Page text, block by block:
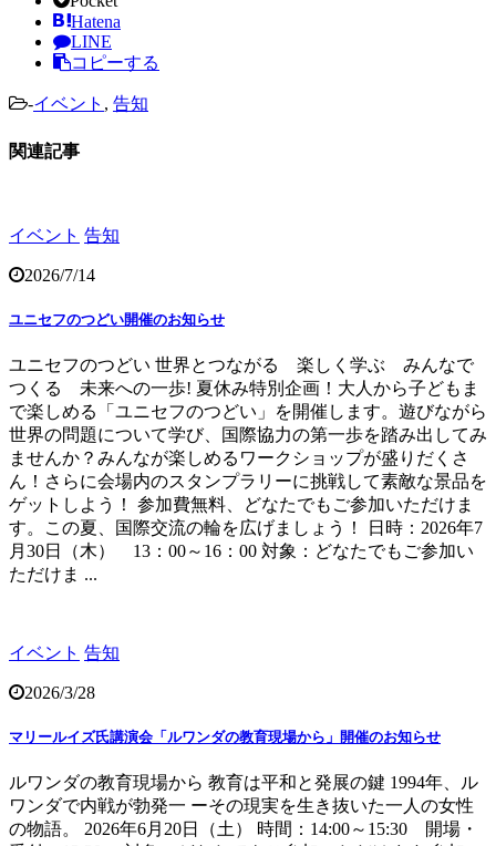
Hatena
LINE
コピーする
-イベント , 告知
関連記事
イベント 告知
2026/7/14
ユニセフのつどい開催のお知らせ
ユニセフのつどい 世界とつながる 楽しく学ぶ みんなで
つくる 未来への一歩! 夏休み特別企画！大人から子どもま
で楽しめる「ユニセフのつどい」を開催します。遊びながら
世界の問題について学び、国際協力の第一歩を踏み出してみ
ませんか？みんなが楽しめるワークショップが盛りだくさ
ん！さらに会場内のスタンプラリーに挑戦して素敵な景品を
ゲットしよう！ 参加費無料、どなたでもご参加いただけま
す。この夏、国際交流の輪を広げましょう！ 日時：2026年7
月30日（木） 13：00～16：00 対象：どなたでもご参加い
ただけま ...
イベント 告知
2026/3/28
マリールイズ氏講演会「ルワンダの教育現場から」開催のお知らせ
ルワンダの教育現場から 教育は平和と発展の鍵 1994年、ル
ワンダで内戦が勃発一 ーその現実を生き抜いた一人の女性
の物語。 2026年6月20日（土） 時間：14:00～15:30 開場・